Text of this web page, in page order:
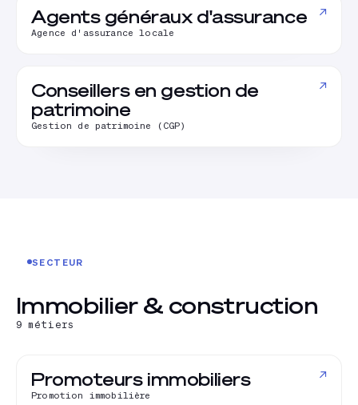
Agents généraux d'assurance
Agence d'assurance locale
↗
Conseillers en gestion de
patrimoine
Gestion de patrimoine (CGP)
↗
SECTEUR
Immobilier & construction
9 métiers
Promoteurs immobiliers
Promotion immobilière
↗